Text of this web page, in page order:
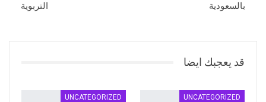
بالسعودية
التربوية
قد يعجبك ايضا
UNCATEGORIZED
UNCATEGORIZED